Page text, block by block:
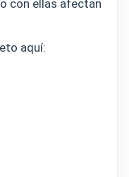
con ellas afectan
aquí: